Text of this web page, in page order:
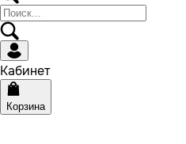
Кабинет
Корзина